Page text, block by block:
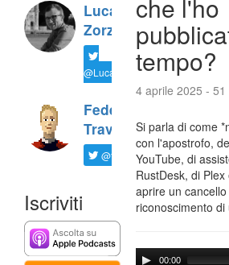
Luca
Zorzi
@LucaTNT
Federico
Travaini
@ftrava
Iscriviti
che l'ho
tempo?
4 aprile 2025 - 51
Si parla di come
con l'apostrofo,
YouTube, di
RustDesk, di
aprire un
riconoscimento di
00:00